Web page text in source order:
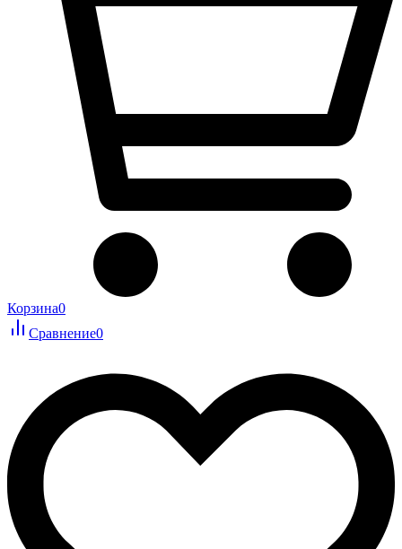
Корзина0
Сравнение0